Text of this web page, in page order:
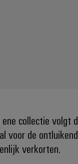
collectie
de
verkorten.